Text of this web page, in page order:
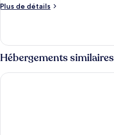
Plus de détails
Plus
le
type
de
Chambre
Hébergements similaires
Miraggio Thermal Spa Resort